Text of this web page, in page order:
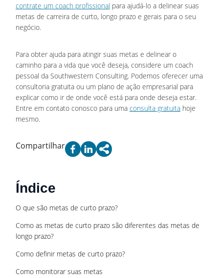
contrate um coach profissional para ajudá-lo a delinear suas
metas de carreira de curto, longo prazo e gerais para o seu
negócio.
Para obter ajuda para atingir suas metas e delinear o
caminho para a vida que você deseja, considere um coach
pessoal da Southwestern Consulting. Podemos oferecer uma
consultoria gratuita ou um plano de ação empresarial para
explicar como ir de onde você está para onde deseja estar.
Entre em contato conosco para uma consulta gratuita hoje
mesmo.
Compartilhar
Índice
O que são metas de curto prazo?
Como as metas de curto prazo são diferentes das metas de
longo prazo?
Como definir metas de curto prazo?
Como monitorar suas metas